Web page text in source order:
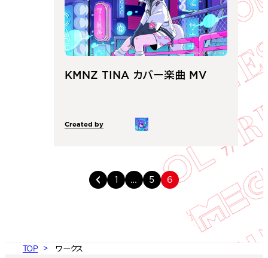
KMNZ TINA カバー楽曲 MV
Created by
1 … 5 6
TOP ワークス